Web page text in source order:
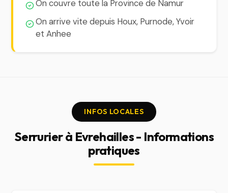
On couvre toute la Province de Namur
On arrive vite depuis Houx, Purnode, Yvoir
et Anhee
INFOS LOCALES
Serrurier à Evrehailles - Informations
pratiques